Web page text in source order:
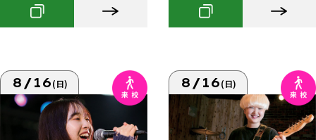
8/16(日) 8/16(日)